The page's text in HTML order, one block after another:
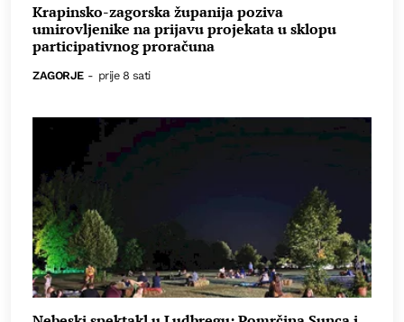
Krapinsko-zagorska županija poziva
umirovljenike na prijavu projekata u sklopu
participativnog proračuna
ZAGORJE - prije 8 sati